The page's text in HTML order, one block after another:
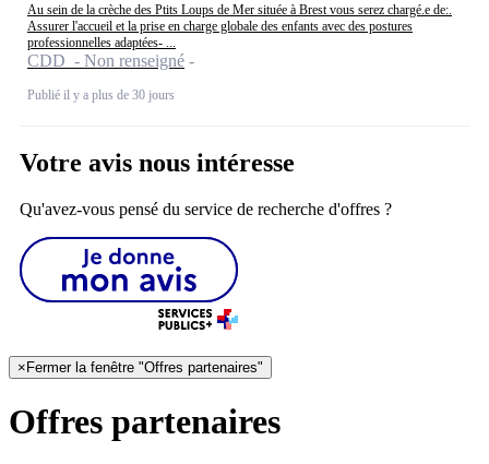
Au sein de la crèche des Ptits Loups de Mer située à Brest vous serez chargé.e de:.
Assurer l'accueil et la prise en charge globale des enfants avec des postures
professionnelles adaptées- ...
CDD - Non renseigné
Publié il y a plus de 30 jours
Votre avis nous intéresse
Qu'avez-vous pensé du service de recherche d'offres ?
×Fermer la fenêtre "Offres partenaires"
Offres partenaires